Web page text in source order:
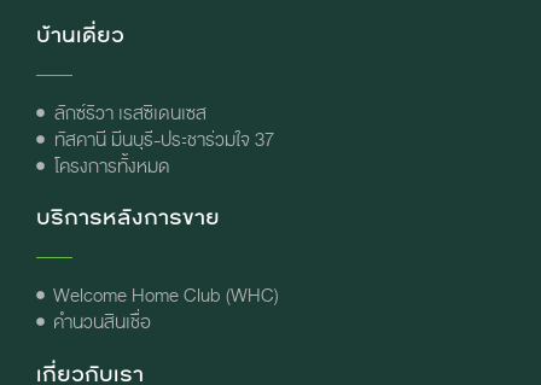
บ้านเดี่ยว
ลักซ์ริวา เรสซิเดนเซส
ทัสคานี มีนบุรี-ประชาร่วมใจ 37
โครงการทั้งหมด
บริการหลังการขาย
Welcome Home Club (WHC)
คำนวนสินเชื่อ
เกี่ยวกับเรา